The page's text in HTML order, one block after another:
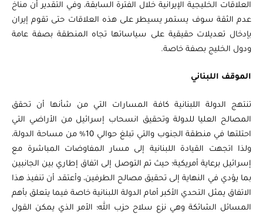
العلاقات الخليجية الإيرانية خلال الفترة السابقة، وفي التقدير أن مناخ
عدم الثقة سوف يستمر يسيطر على هذه العلاقات حتى تقوم إيران
بإدخال تعديلات حقيقية على سياساتها تجاه المنطقة بصفة عامة
ودول الخليج بصفة خاصة.
الموقف اللبناني
تنتهج الدولة اللبنانية كافة المسارات التي من شأنها أن تحقق
المصالح العليا للدولة وتحقيق انسحاب إسرائيل من الأراضي التي
احتلتها في منطقة الجنوب والتي تبلغ حوالي 10% من مساحة الدولة،
ولذا اتجهت القيادة اللبنانية إلى مسار المفاوضات المباشرة مع
إسرائيل برعاية أمريكية؛ حيث تم التوصل إلى اتفاق إطاري بين الجانبين
بما يؤدي في النهاية إلى تحقيق مصالح الطرفين، وأعتقد أن تنفيذ هذا
الاتفاق يمثل التحدي الأكبر أمام الدولة اللبنانية خاصة فيما يتعلق بأهم
المسائل الشائكة وهي نزع سلاح حزب الله؛ الأمر الذي يمكن القول